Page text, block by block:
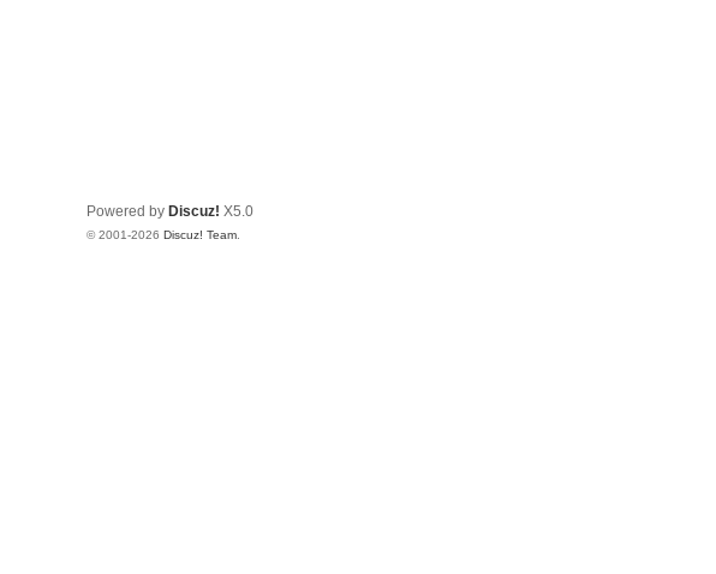
Powered by Discuz! X5.0
© 2001-2026 Discuz! Team